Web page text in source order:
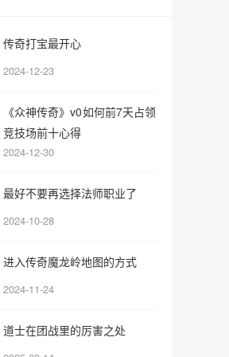
传奇打宝最开心
2024-12-23
《众神传奇》v0如何前7天占领
竞技场前十心得
2024-12-30
最好不要再选择法师职业了
2024-10-28
进入传奇魔龙岭地图的方式
2024-11-24
道士在团战里的厉害之处